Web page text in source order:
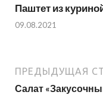
Паштет из
09.08.2021
ПРЕДЫДУЩАЯ
Салат